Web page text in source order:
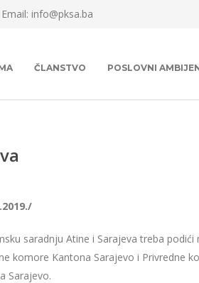
Email: info@pksa.ba
ČLANSTVO POSLOVNI
saradnju Atine i Sarajeva treba
komore Kantona Sarajevo i Privredne
Sarajevo.